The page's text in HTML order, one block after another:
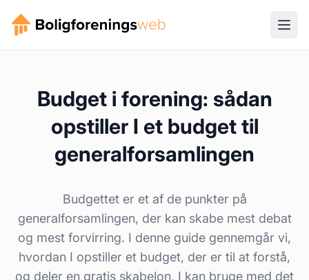
Budget i forening: sådan
opstiller I et budget til
generalforsamlingen
Budgettet er et af de punkter på
generalforsamlingen, der kan skabe mest debat
og mest forvirring. I denne guide gennemgår vi,
hvordan I opstiller et budget, der er til at forstå,
og deler en gratis skabelon, I kan bruge med det